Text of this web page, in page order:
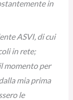
in
ASVI, di cui
in rete;
momento per
mia prima
le